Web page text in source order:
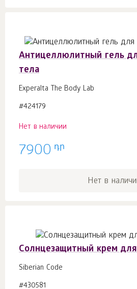
Антицеллюлитный гель
тела
Experalta The Body Lab
#424179
Нет в наличии
7900 դր
Нет в
Солнцезащитный крем
Siberian Code
#430581